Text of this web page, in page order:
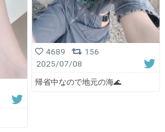
4689
156
2025/07/08
帰省中なので地元の海🌊